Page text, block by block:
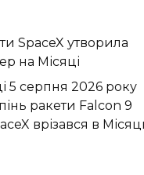
SpaceX утворила
на Місяці
5 серпня 2026 року
ракети Falcon 9
врізався в